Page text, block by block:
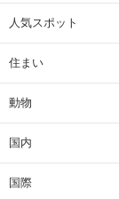
人気スポット
住まい
動物
国内
国際